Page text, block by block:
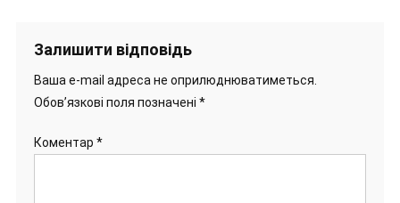
Залишити відповідь
Ваша e-mail адреса не оприлюднюватиметься.
Обов’язкові поля позначені *
Коментар *